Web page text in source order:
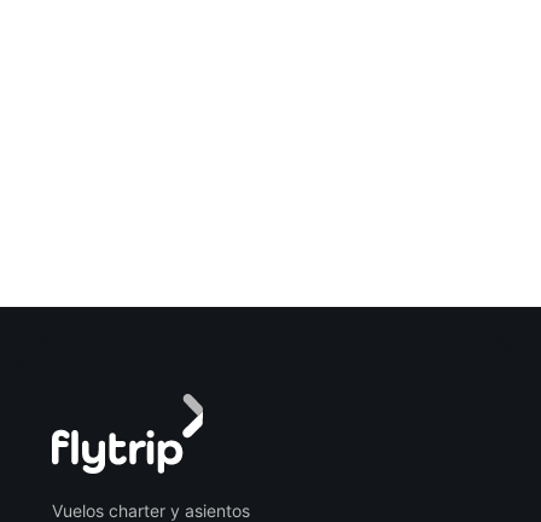
Vuelos charter y asientos